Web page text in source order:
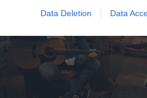
Data Deletion Data